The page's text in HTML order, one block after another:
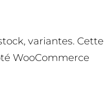
variantes. Cette
WooCommerce